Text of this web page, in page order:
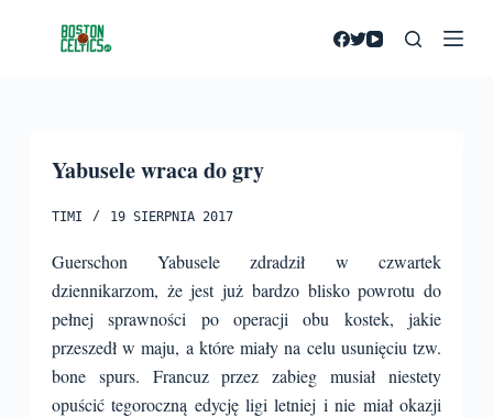
Yabusele wraca do gry
TIMI 19 SIERPNIA 2017
Guerschon Yabusele zdradził w czwartek
dziennikarzom, że jest już bardzo blisko powrotu do
pełnej sprawności po operacji obu kostek, jakie
przeszedł w maju, a które miały na celu usunięciu tzw.
bone spurs. Francuz przez zabieg musiał niestety
opuścić tegoroczną edycję ligi letniej i nie miał okazji